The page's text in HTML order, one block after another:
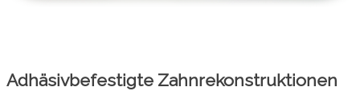
Adhäsivbefestigte Zahnrekonstruktionen